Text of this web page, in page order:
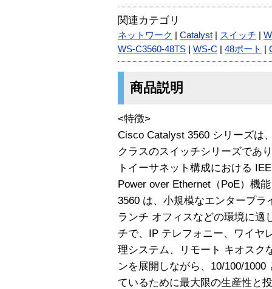
関連カテゴリ
ネットワーク Catalyst スイッチ
WS-C3560-48TS
WS-C 48ポート
商品説明
<特徴>
Cisco Catalyst 3560 シリーズは
クラスのスイッチシリーズであ
トイーサネット構成における
Power over Ethernet（PoE）機
3560 は、小規模なエンタープ
ランチ オフィスなどの環境に適
チで、IP テレフォニー、ワイヤ
理システム、リモート キオスク
ンを展開しながら、10/100/
ているために最大限の生産性と